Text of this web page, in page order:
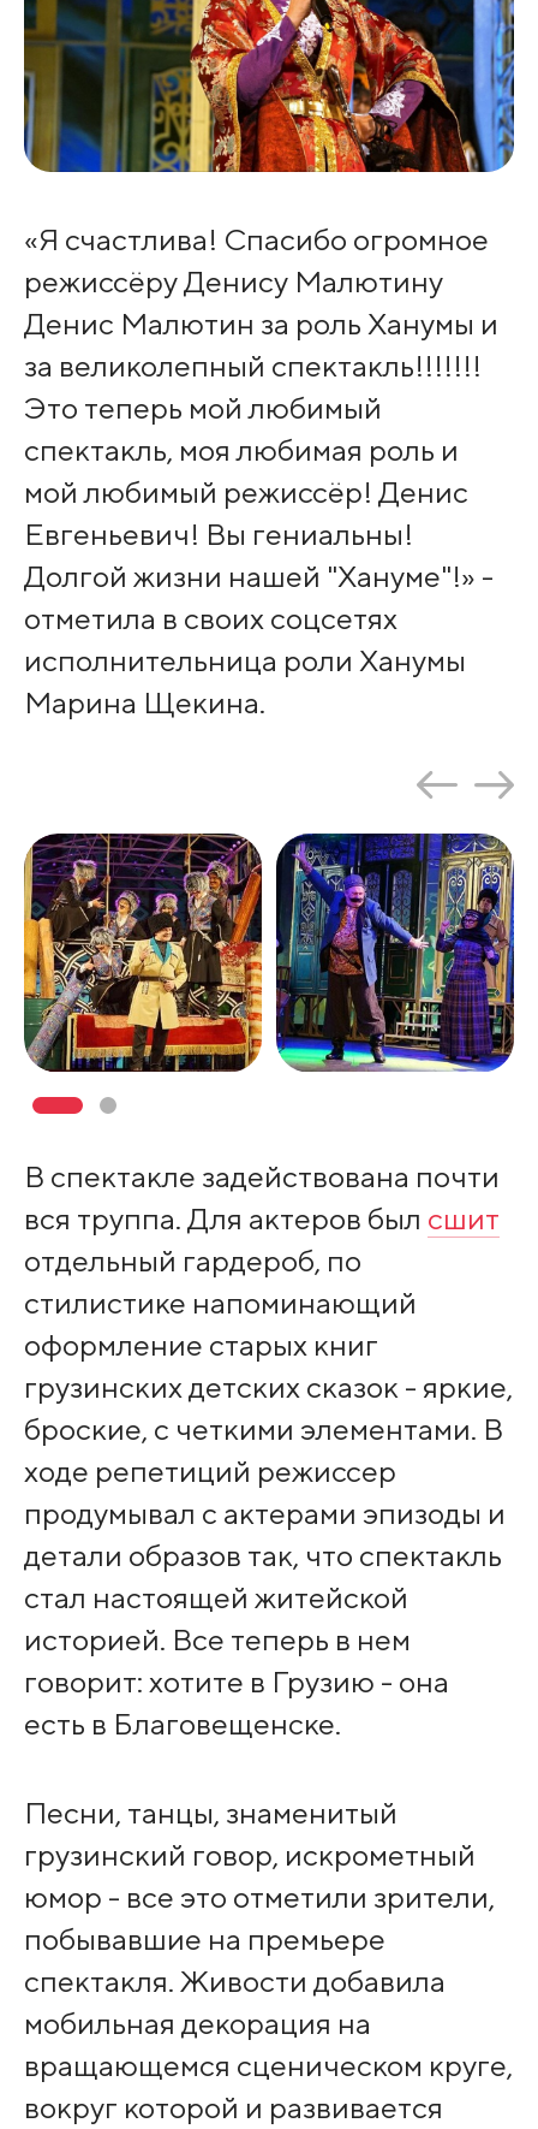
«Я счастлива! Спасибо огромное
режиссёру Денису Малютину
Денис Малютин за роль Ханумы и
за великолепный спектакль!!!!!!!
Это теперь мой любимый
спектакль, моя любимая роль и
мой любимый режиссёр! Денис
Евгеньевич! Вы гениальны!
Долгой жизни нашей "Хануме"!» -
отметила в своих соцсетях
исполнительница роли Ханумы
Марина Щекина.
В спектакле задействована почти
вся труппа. Для актеров был сшит
отдельный гардероб, по
стилистике напоминающий
оформление старых книг
грузинских детских сказок - яркие,
броские, с четкими элементами. В
ходе репетиций режиссер
продумывал с актерами эпизоды и
детали образов так, что спектакль
стал настоящей житейской
историей. Все теперь в нем
говорит: хотите в Грузию - она
есть в Благовещенске.
Песни, танцы, знаменитый
грузинский говор, искрометный
юмор - все это отметили зрители,
побывавшие на премьере
спектакля. Живости добавила
мобильная декорация на
вращающемся сценическом круге,
вокруг которой и развивается